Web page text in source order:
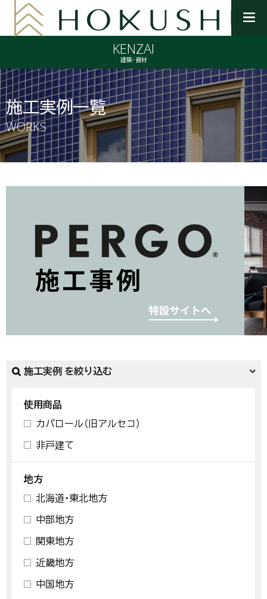
を
開
く
KENZAI
建築・資材
施工実例一覧
WORKS
施工実例 を絞り込む
使用商品
カパロール（旧アルセコ）
非戸建て
地方
北海道・東北地方
中部地方
関東地方
近畿地方
中国地方